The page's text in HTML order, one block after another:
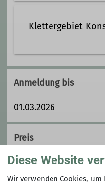
Berg &
Ämter
91757
Klettergebiet
Aichaer
91809
Anmeldung bis
01.03.2026
Preis
Tourengebühr
Ausrüstung gegen
Diese Website
Wir verwenden Cookies,